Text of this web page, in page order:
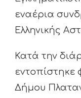
εναέρια
Ελληνικής
Κατά την
εντοπίστηκε
Δήμου